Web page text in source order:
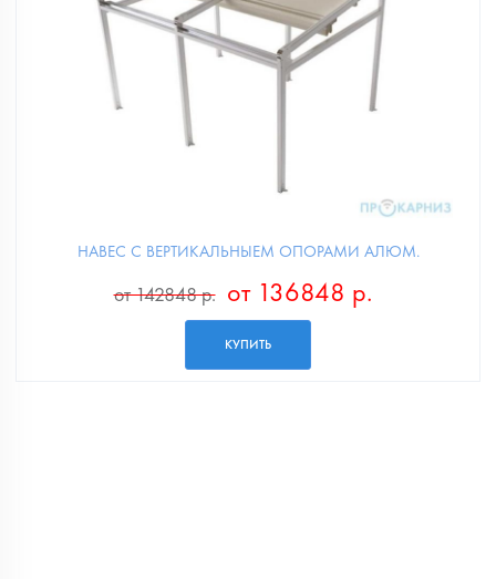
НАВЕС С ВЕРТИКАЛЬНЫЕМ ОПОРАМИ АЛЮМ.
от 142848 р. от 136848 р.
КУПИТЬ